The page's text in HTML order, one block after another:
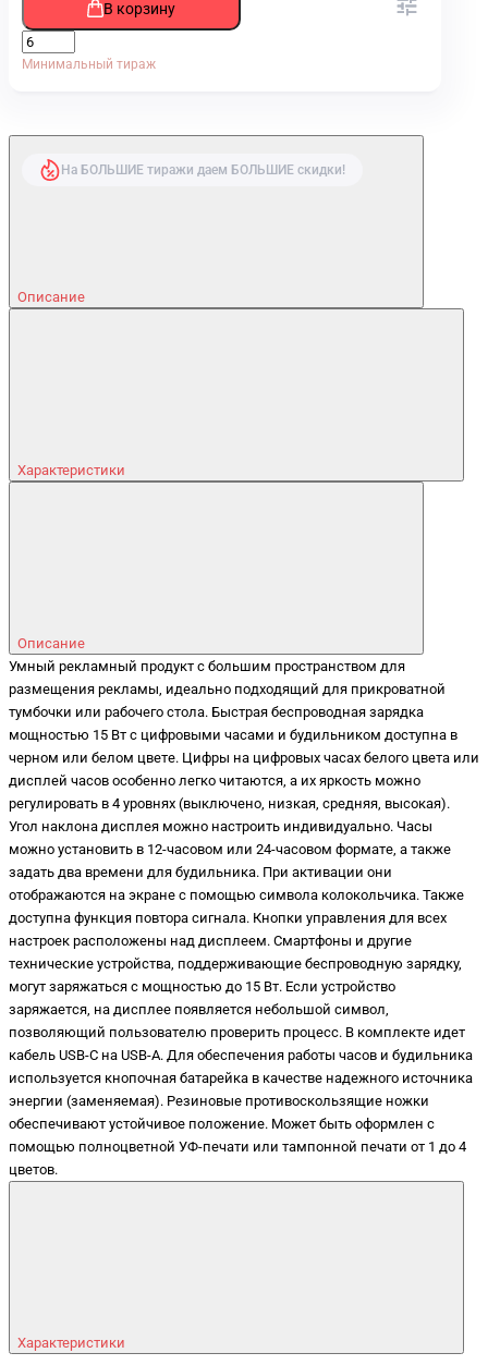
В корзину
Минимальный тираж
На БОЛЬШИЕ тиражи даем БОЛЬШИЕ скидки!
Описание
Характеристики
Описание
Умный рекламный продукт с большим пространством для
размещения рекламы, идеально подходящий для прикроватной
тумбочки или рабочего стола. Быстрая беспроводная зарядка
мощностью 15 Вт с цифровыми часами и будильником доступна в
черном или белом цвете. Цифры на цифровых часах белого цвета или
дисплей часов особенно легко читаются, а их яркость можно
регулировать в 4 уровнях (выключено, низкая, средняя, высокая).
Угол наклона дисплея можно настроить индивидуально. Часы
можно установить в 12-часовом или 24-часовом формате, а также
задать два времени для будильника. При активации они
отображаются на экране с помощью символа колокольчика. Также
доступна функция повтора сигнала. Кнопки управления для всех
настроек расположены над дисплеем. Смартфоны и другие
технические устройства, поддерживающие беспроводную зарядку,
могут заряжаться с мощностью до 15 Вт. Если устройство
заряжается, на дисплее появляется небольшой символ,
позволяющий пользователю проверить процесс. В комплекте идет
кабель USB-C на USB-A. Для обеспечения работы часов и будильника
используется кнопочная батарейка в качестве надежного источника
энергии (заменяемая). Резиновые противоскользящие ножки
обеспечивают устойчивое положение. Может быть оформлен с
помощью полноцветной УФ-печати или тампонной печати от 1 до 4
цветов.
Характеристики